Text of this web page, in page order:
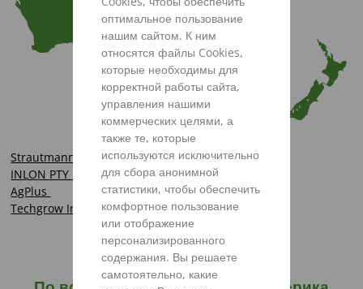
оптимальное пользование
нашим сайтом. К ним
относятся файлы Cookies,
которые необходимы для
корректной работы сайта,
управления нашими
коммерческих целями, а
также те, которые
используются исключительно
для сбора анонимной
статистики, чтобы обеспечить
комфортное пользование
или отображение
персонализированного
содержания. Вы решаете
самотоятельно, какие
Strautmann Hopkins
INLON PTY LTD
AgPlus
Techgrow International Pty Ltd